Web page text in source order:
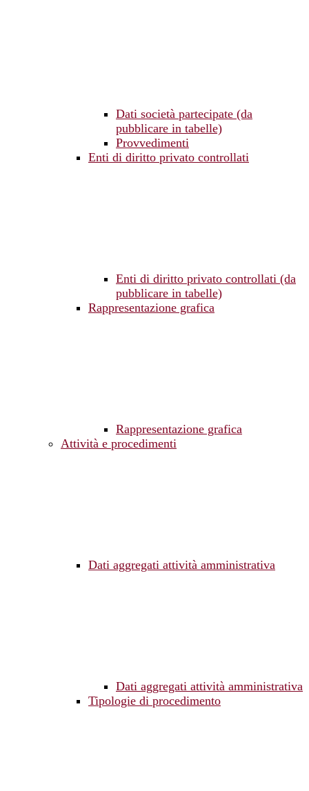
Dati società partecipate (da
pubblicare in tabelle)
Provvedimenti
Enti di diritto privato controllati
Enti di diritto privato controllati (da
pubblicare in tabelle)
Rappresentazione grafica
Rappresentazione grafica
Attività e procedimenti
Dati aggregati attività amministrativa
Dati aggregati attività amministrativa
Tipologie di procedimento